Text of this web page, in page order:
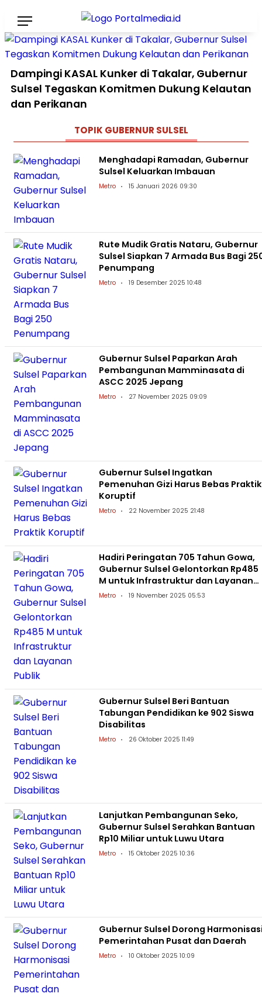
Dampingi KASAL Kunker di Takalar, Gubernur
Sulsel Tegaskan Komitmen Dukung Kelautan
dan Perikanan
TOPIK GUBERNUR SULSEL
Menghadapi Ramadan, Gubernur
Sulsel Keluarkan Imbauan
Metro 15 Januari 2026 09:30
Rute Mudik Gratis Nataru, Gubernur
Sulsel Siapkan 7 Armada Bus Bagi
Penumpang
Metro 19 Desember 2025 10:48
Gubernur Sulsel Paparkan Arah
Pembangunan Mamminasata di
ASCC 2025 Jepang
Metro 27 November 2025 09:09
Gubernur Sulsel Ingatkan
Pemenuhan Gizi Harus Bebas Praktik
Koruptif
Metro 22 November 2025 21:48
Hadiri Peringatan 705 Tahun Gowa,
Gubernur Sulsel Gelontorkan Rp485
M untuk Infrastruktur dan Layanan
Publik
Metro 19 November 2025 05:53
Gubernur Sulsel Beri Bantuan
Tabungan Pendidikan ke 902 Siswa
Disabilitas
Metro 26 Oktober 2025 11:49
Lanjutkan Pembangunan Seko,
Gubernur Sulsel Serahkan Bantuan
Rp10 Miliar untuk Luwu Utara
Metro 15 Oktober 2025 10:36
Gubernur Sulsel Dorong
Pemerintahan Pusat dan Daerah
Metro 10 Oktober 2025 10:09